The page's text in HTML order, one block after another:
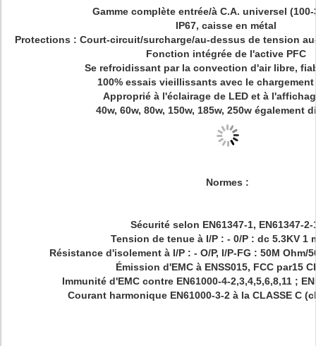
Gamme complète entrée/à C.A. universel
IP67, caisse en métal
Protections : Court-circuit/surcharge/au-dessus de tension
Fonction intégrée de l'active PFC
Se refroidissant par la convection d'air libre,
100% essais vieillissants avec le
Approprié à l'éclairage de LED et à
40w, 60w, 80w, 150w, 185w, 250w également
Normes :
Sécurité selon EN61347-1, EN61347-2-
Tension de tenue à I/P : - 0/P : dc 5.3KV 1
Résistance d'isolement à I/P : - O/P, I/P-FG : 50M Ohm/
Émission d'EMC à ENSS015, FCC par15
Immunité d'EMC contre EN61000-4-2,3,4,5,6,8,11 ;
Courant harmonique EN61000-3-2 à la CLASSE C